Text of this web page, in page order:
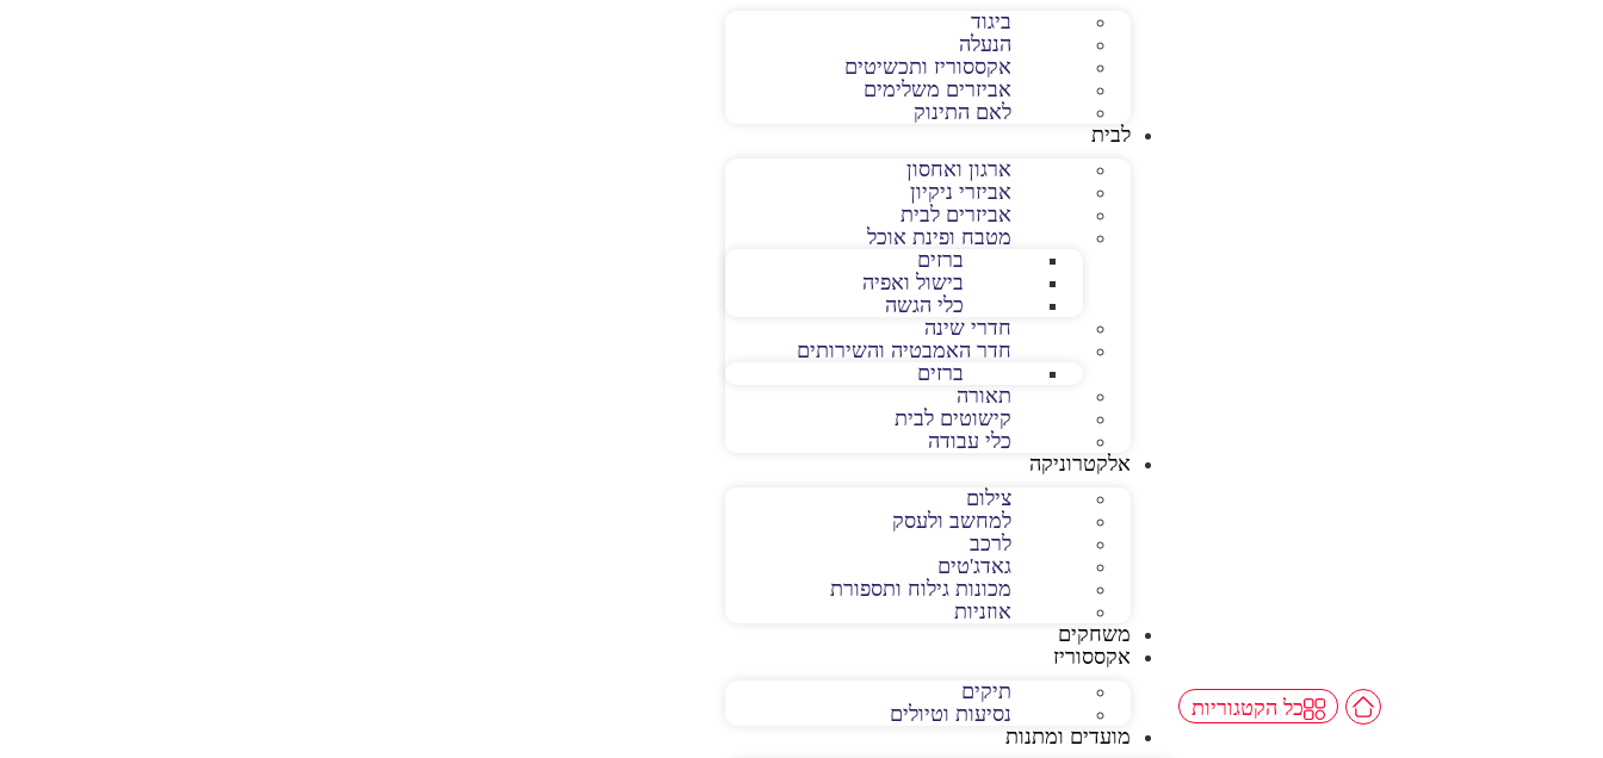
כל הקטגוריות
ביגוד
הנעלה
אקססוריז ותכשיטים
אביזרים משלימים
לאם התינוק
לבית
ארגון ואחסון
אביזרי ניקיון
אביזרים לבית
מטבח ופינת אוכל
ברזים
בישול ואפיה
כלי הגשה
חדרי שינה
חדר האמבטיה והשירותים
ברזים
תאורה
קישוטים לבית
כלי עבודה
אלקטרוניקה
צילום
למחשב ולעסק
לרכב
גאדג'טים
מכונות גילוח ותספורת
אוזניות
משחקים
אקססוריז
תיקים
נסיעות וטיולים
מועדים ומתנות